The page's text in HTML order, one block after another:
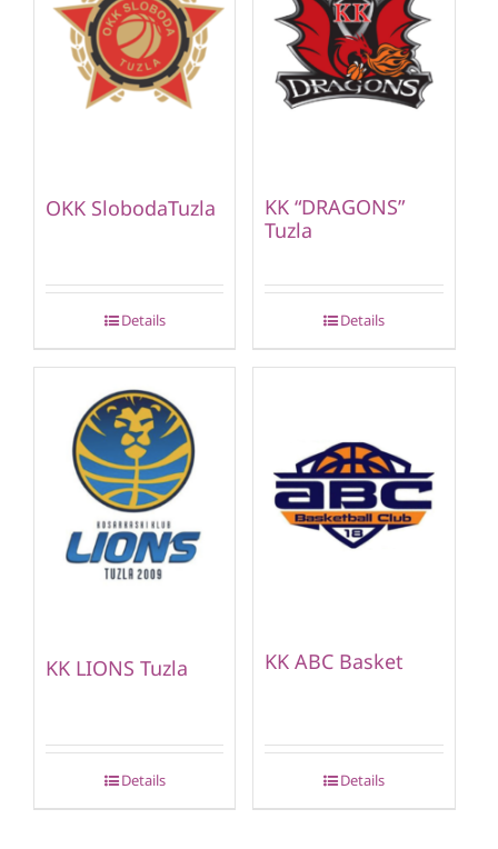
OKK SlobodaTuzla
Details
KK “DRAGONS”
Tuzla
Details
KK LIONS Tuzla
Details
KK ABC Basket
Details